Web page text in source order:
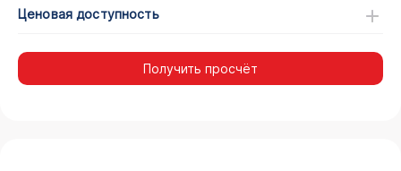
Ценовая доступность
Получить просчёт